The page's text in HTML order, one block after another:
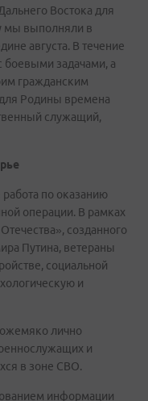
Востока для
мы выполняли в
августа. В течение
боевыми задачами, а
гражданским
Родины времена
служащий,
по оказанию
операции. В рамках
созданного
Путина, ветераны
социальной
и
лично
и
в зоне СВО.
информации